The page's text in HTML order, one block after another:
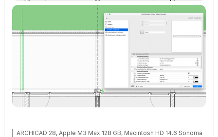
ARCHICAD 28, Apple M3 Max 128 GB, Macintosh HD 14.6 Sonoma